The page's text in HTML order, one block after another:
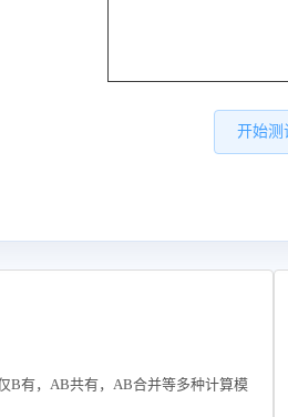
开始测
B有，AB共有，AB合并等多种计算模